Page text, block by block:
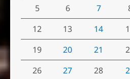
5
6 7
12
13 14
19
20 21
26
27 28